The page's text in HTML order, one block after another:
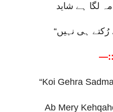
لگا ہے شاید
“رُکتے ہی نہیں
“Koi Gehra
Ab Mery